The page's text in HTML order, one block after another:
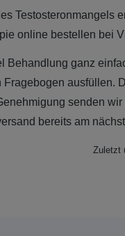
Testosteronmangels
online bestellen bei
Behandlung ganz
ausfüllen.
senden wir
bereits am
Zuletzt